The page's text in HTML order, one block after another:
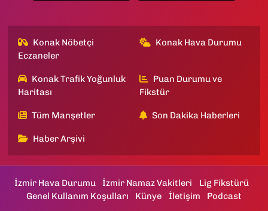
Konak Nöbetçi
Eczaneler
Konak Hava Durumu
Konak Trafik Yoğunluk
Haritası
Puan Durumu ve
Fikstür
Tüm Manşetler Son Dakika Haberleri
Haber Arşivi
İzmir Hava Durumu İzmir Namaz Vakitleri
Lig Fikstürü
Genel Kullanım Koşulları
Künye İletişim Podcast